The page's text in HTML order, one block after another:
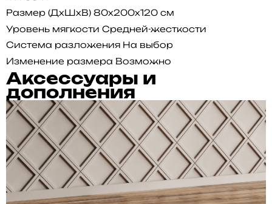
Размер (ДхШхВ) 80x200x120 см
Уровень мягкости Средней-жесткости
Система разложения На выбор
Изменение размера Возможно
Аксессуары и
дополнения